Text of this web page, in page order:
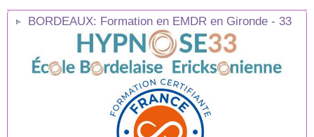
BORDEAUX: Formation en EMDR en Gironde - 33